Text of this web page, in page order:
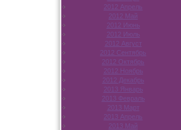
2012 Апрель
2012 Май
2012 Июнь
2012 Июль
2012 Август
2012 Сентябрь
2012 Октябрь
2012 Ноябрь
2012 Декабрь
2013 Январь
2013 Февраль
2013 Март
2013 Апрель
2013 Май